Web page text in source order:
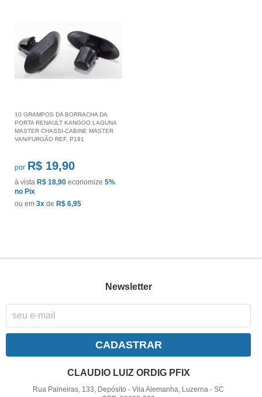
10 GRAMPOS DA BORRACHA DA
PORTA RENAULT KANGOO LAGUNA
MASTER CHASSI-CABINE MASTER
VAN/FURGÃO REF. P191
por R$ 19,90
à vista R$ 18,90 economize 5%
no Pix
ou em 3x de R$ 6,95
Newsletter
CADASTRAR
CLAUDIO LUIZ ORDIG PFIX
Rua Paineiras, 133, Depósito -Vila Alemanha, Luzerna -SC